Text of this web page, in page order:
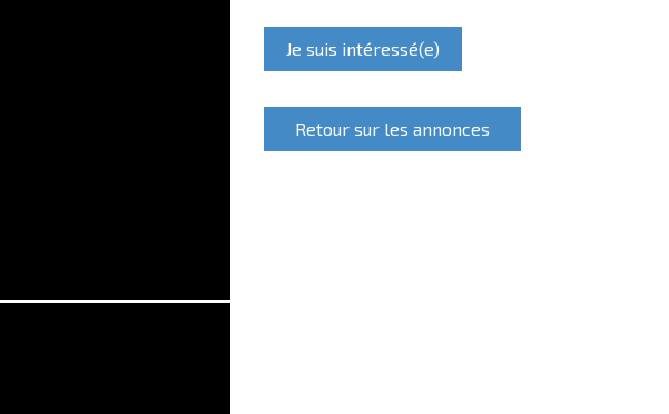
Je suis intéressé(e)
Retour sur les annonces